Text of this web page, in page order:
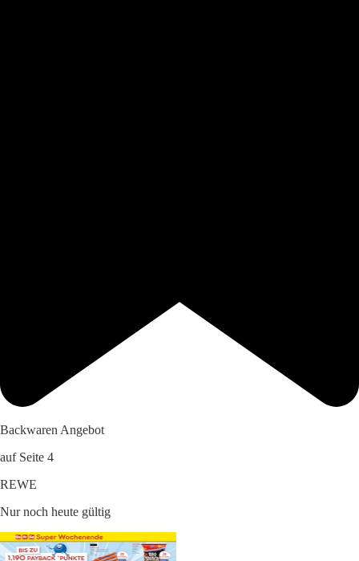
Backwaren Angebot
auf Seite 4
REWE
Nur noch heute gültig